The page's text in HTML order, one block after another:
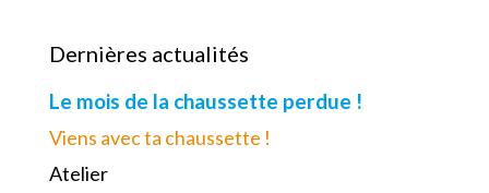
Dernières actualités
Le mois de la chaussette perdue !
Viens avec ta chaussette !
Atelier